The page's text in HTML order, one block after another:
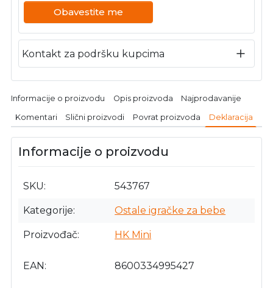
Obavestite me
Kontakt za podršku kupcima
Informacije o proizvodu Opis proizvoda Najprodavanije
Komentari Slični proizvodi Povrat proizvoda Deklaracija
Informacije o proizvodu
SKU 543767
Kategorije Ostale igračke za bebe
Proizvođač HK Mini
EAN 8600334995427